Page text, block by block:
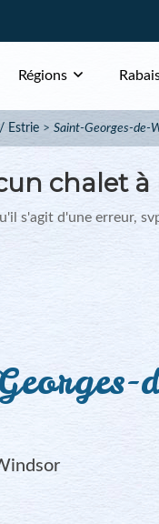
Régions
Estrie Saint-Georges-de-
chalet à
s'agit d'une erreur,